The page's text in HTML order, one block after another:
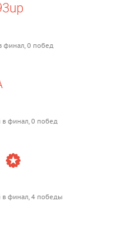
финал, 0 побед
в финал, 0 побед
в финал, 4 победы